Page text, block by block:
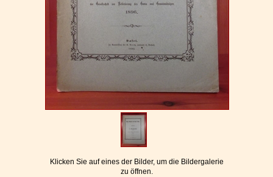
Widerrufsbelehrung
Geschäftsbedingungen
Datenschutzerklärung
Ihr WarenkorbKlicken Sie auf eines der Bilder, um die Bildergalerie
zu öffnen.